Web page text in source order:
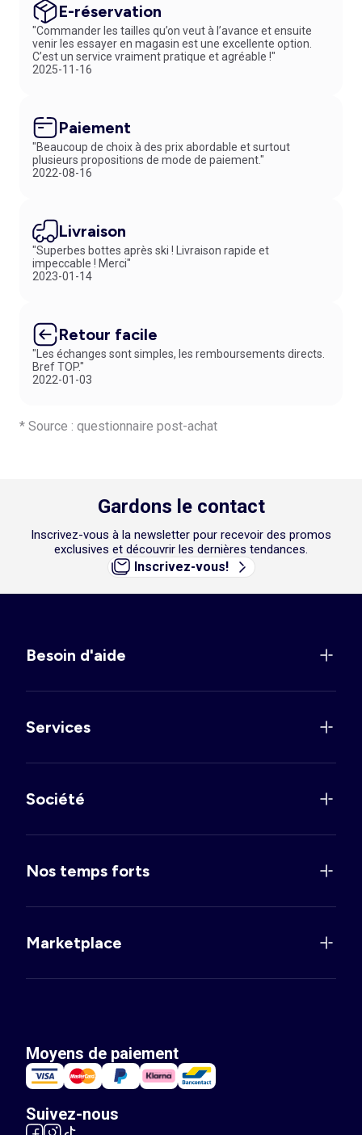
E-réservation
"Commander les tailles qu’on veut à l’avance et ensuite
venir les essayer en magasin est une excellente option.
C’est un service vraiment pratique et agréable !"
2025-11-16
Paiement
"Beaucoup de choix à des prix abordable et surtout
plusieurs propositions de mode de paiement."
2022-08-16
Livraison
"Superbes bottes après ski ! Livraison rapide et
impeccable ! Merci"
2023-01-14
Retour facile
"Les échanges sont simples, les remboursements directs.
Bref TOP."
2022-01-03
* Source : questionnaire post-achat
Gardons le contact
Inscrivez-vous à la newsletter pour recevoir des promos
exclusives et découvrir les dernières tendances.
Inscrivez-vous!
Besoin d'aide
Services
Société
Nos temps forts
Marketplace
Moyens de paiement
Suivez-nous